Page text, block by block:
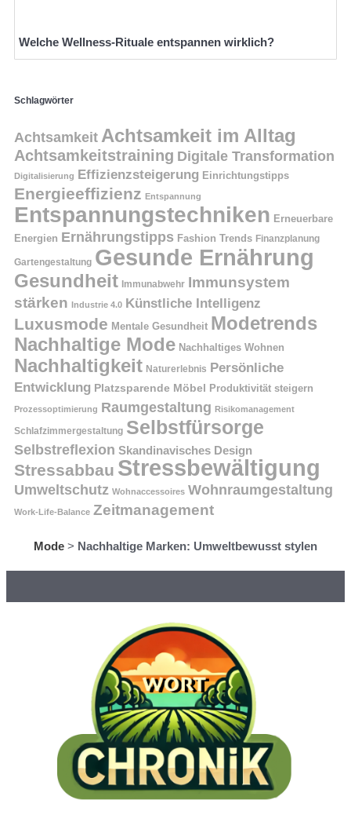
Welche Wellness-Rituale entspannen wirklich?
Schlagwörter
Achtsamkeit Achtsamkeit im Alltag
Achtsamkeitstraining Digitale Transformation
Digitalisierung Effizienzsteigerung Einrichtungstipps
Energieeffizienz Entspannung
Entspannungstechniken Erneuerbare
Energien Ernährungstipps Fashion Trends Finanzplanung
Gartengestaltung Gesunde Ernährung
Gesundheit Immunabwehr Immunsystem
stärken Industrie 4.0 Künstliche Intelligenz
Luxusmode Mentale Gesundheit Modetrends
Nachhaltige Mode Nachhaltiges Wohnen
Nachhaltigkeit Naturerlebnis Persönliche
Entwicklung Platzsparende Möbel Produktivität steigern
Prozessoptimierung Raumgestaltung Risikomanagement
Schlafzimmergestaltung Selbstfürsorge
Selbstreflexion Skandinavisches Design
Stressabbau Stressbewältigung
Umweltschutz Wohnaccessoires Wohnraumgestaltung
Work-Life-Balance Zeitmanagement
Mode > Nachhaltige Marken: Umweltbewusst stylen